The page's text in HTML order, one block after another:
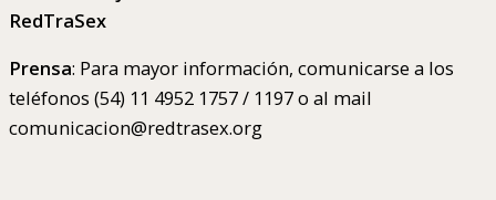
RedTraSex
Prensa: Para mayor información, comunicarse a los
teléfonos (54) 11 4952 1757 / 1197 o al mail
comunicacion@redtrasex.org